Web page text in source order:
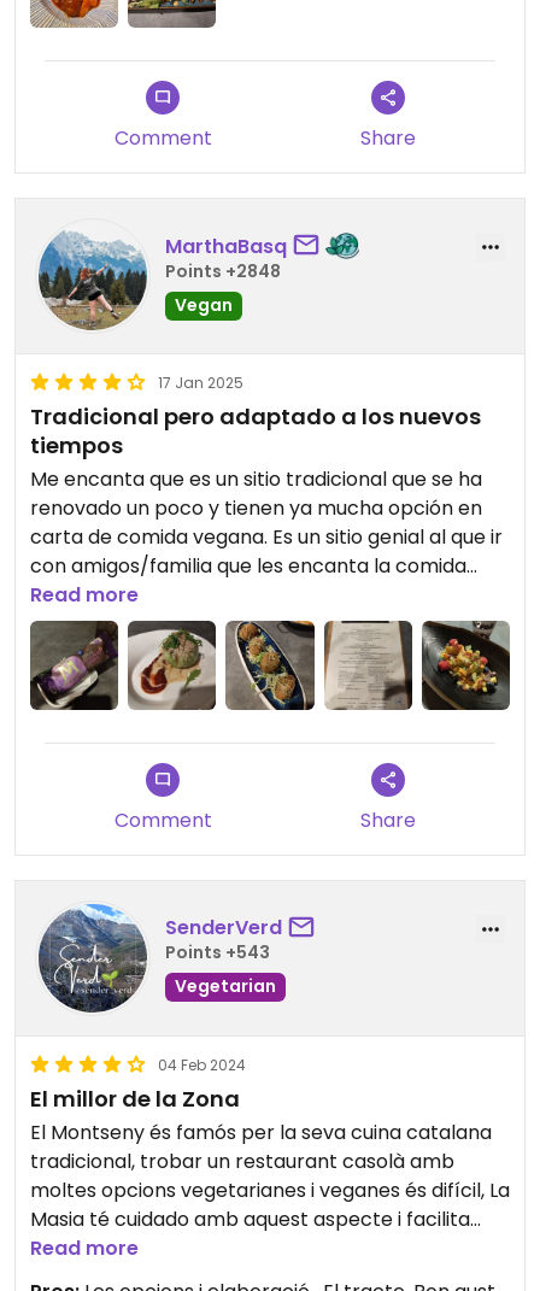
Comment Share
MarthaBasq
Points +2848
Vegan
17 Jan 2025
Tradicional pero adaptado a los nuevos
tiempos
Me encanta que es un sitio tradicional que se ha
renovado un poco y tienen ya mucha opción en
carta de comida vegana. Es un sitio genial al que ir
con amigos/familia que les encanta la comida
tradicional catalana y donde tu tienes buenas
opciones (se notan más trabajadas también)
Read more
Comment Share
SenderVerd
Points +543
Vegetarian
04 Feb 2024
El millor de la Zona
El Montseny és famós per la seva cuina catalana
tradicional, trobar un restaurant casolà amb
moltes opcions vegetarianes i veganes és difícil, La
Masia té cuidado amb aquest aspecte i facilita
opcions.
Read more